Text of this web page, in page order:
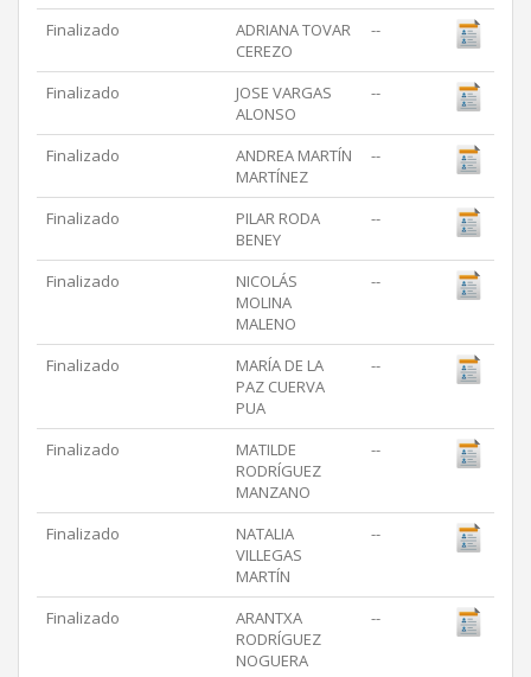
Finalizado
ADRIANA TOVAR
CEREZO
--
Finalizado
JOSE VARGAS
ALONSO
--
Finalizado
ANDREA MARTÍN
MARTÍNEZ
--
Finalizado
PILAR RODA
BENEY
--
Finalizado
NICOLÁS
MOLINA
MALENO
--
Finalizado
MARÍA DE LA
PAZ CUERVA
PUA
--
Finalizado
MATILDE
RODRÍGUEZ
MANZANO
--
Finalizado
NATALIA
VILLEGAS
MARTÍN
--
Finalizado
ARANTXA
RODRÍGUEZ
NOGUERA
--